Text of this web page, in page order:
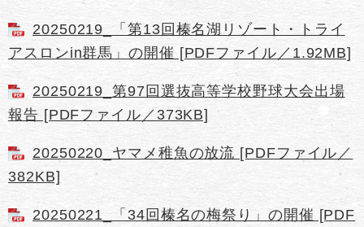
20250219_「第13回榛名湖リゾート・トライ
アスロンin群馬」の開催 [PDFファイル／1.92MB]
20250219_第97回選抜高等学校野球大会出場
報告 [PDFファイル／373KB]
20250220_ヤマメ稚魚の放流 [PDFファイル／
382KB]
20250221_「34回榛名の梅祭り」の開催 [PDF